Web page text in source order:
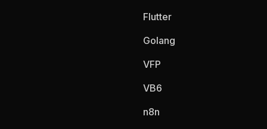
Flutter
Golang
VFP
VB6
n8n